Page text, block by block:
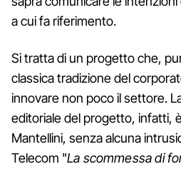
a cui fa riferimento.
Si tratta di un progetto che,
classica tradizione del
innovare non poco il settore.
editoriale del progetto, infatti,
Mantellini, senza alcuna
Telecom "La scommessa di